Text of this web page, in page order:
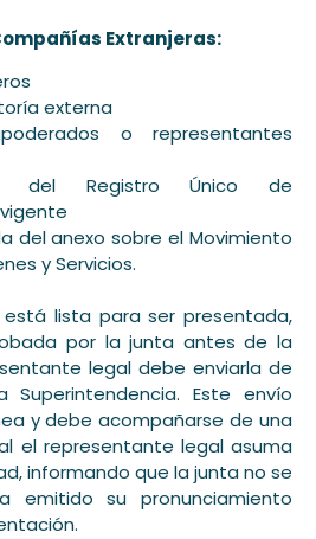
Extranjeras:
externa
o representantes
del Registro Único de
del anexo sobre el Movimiento
y Servicios.
lista para ser presentada,
por la junta antes de la
legal debe enviarla de
Este envío
y debe acompañarse de una
el representante legal asuma
informando que la junta no se
su pronunciamiento